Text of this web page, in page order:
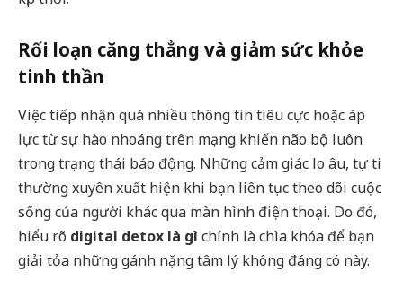
Rối loạn căng thẳng và giảm sức khỏe
tinh thần
Việc tiếp nhận quá nhiều thông tin tiêu cực hoặc áp
lực từ sự hào nhoáng trên mạng khiến não bộ luôn
trong trạng thái báo động. Những cảm giác lo âu, tự ti
thường xuyên xuất hiện khi bạn liên tục theo dõi cuộc
sống của người khác qua màn hình điện thoại. Do đó,
hiểu rõ digital detox là gì chính là chìa khóa để bạn
giải tỏa những gánh nặng tâm lý không đáng có này.